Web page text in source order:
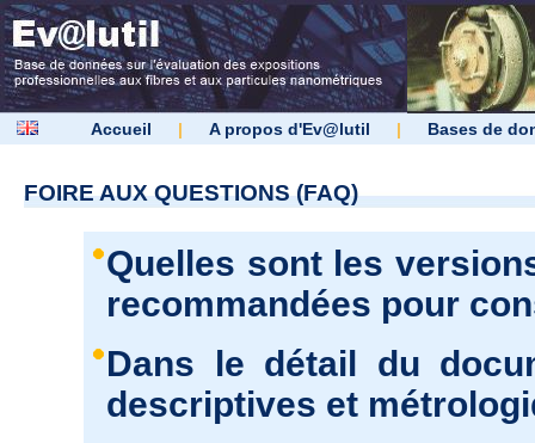
Accueil | A propos d'Ev@lutil | Bases de
FOIRE AUX QUESTIONS (FAQ)
Quelles sont les
recommandées pour
Dans le détail du
descriptives et